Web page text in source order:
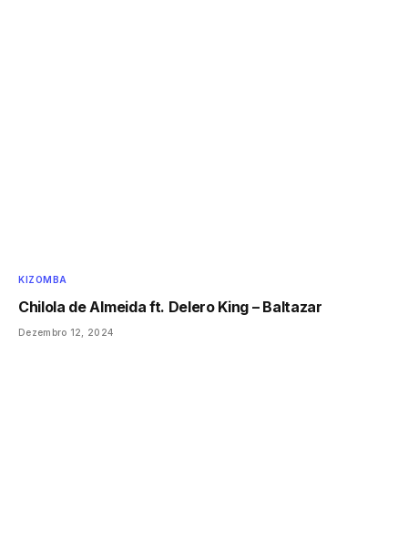
KIZOMBA
Chilola de Almeida ft. Delero King – Baltazar
Dezembro 12, 2024